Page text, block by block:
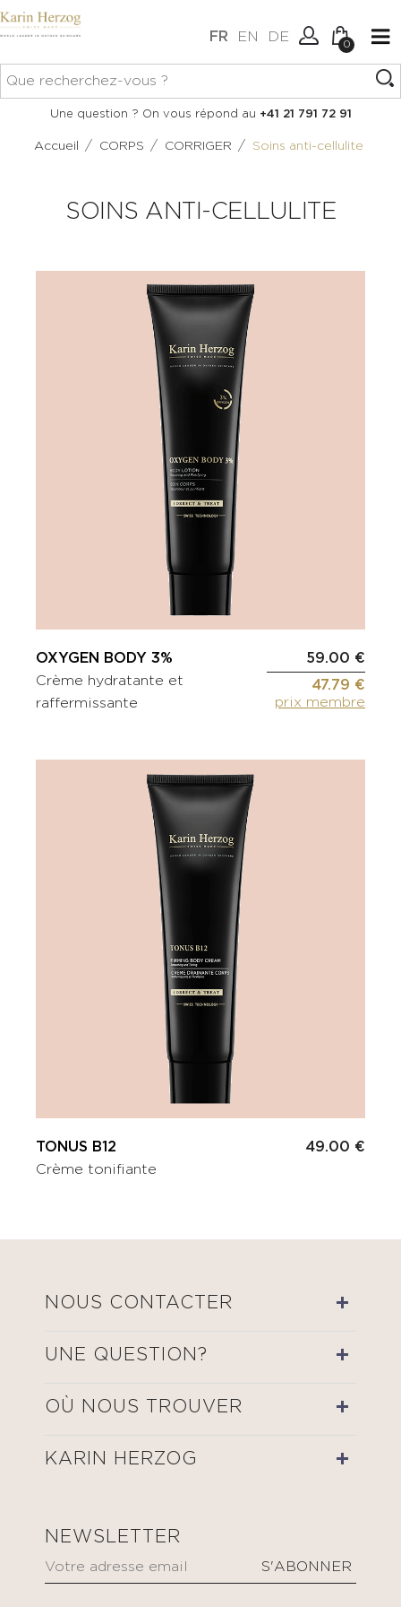
FR EN DE
Connexion
0
Aucun article dans votre
panier.
Une question ? On vous répond au +41 21 791 72 91
Accueil / CORPS / CORRIGER / Soins anti-cellulite
SOINS ANTI-CELLULITE
OXYGEN BODY 3%
Crème hydratante et
raffermissante
59.00 €
47.79 €
prix membre
TONUS B12
Crème tonifiante
49.00 €
NOUS CONTACTER
UNE QUESTION?
OÙ NOUS TROUVER
KARIN HERZOG
NEWSLETTER